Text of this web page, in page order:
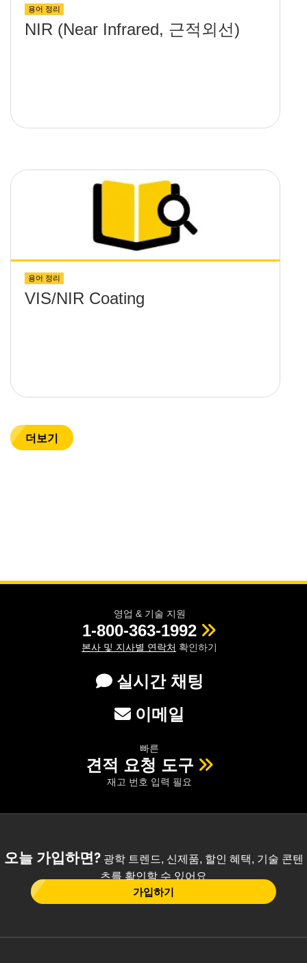
용어 정리
NIR (Near Infrared, 근적외선)
용어 정리
VIS/NIR Coating
더보기
영업 & 기술 지원
1-800-363-1992
본사 및 지사별 연락처 확인하기
실시간 채팅
이메일
빠른
견적 요청 도구
재고 번호 입력 필요
오늘 가입하면?광학 트렌드, 신제품, 할인 혜택, 기술 콘텐
츠를 확인할 수 있어요
가입하기